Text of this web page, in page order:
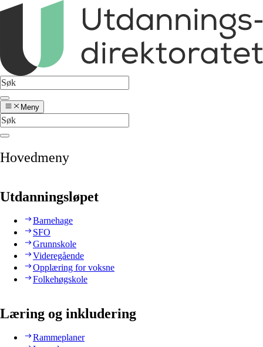
Meny
Hovedmeny
Utdanningsløpet
Barnehage
SFO
Grunnskole
Videregående
Opplæring for voksne
Folkehøgskole
Læring og inkludering
Rammeplaner